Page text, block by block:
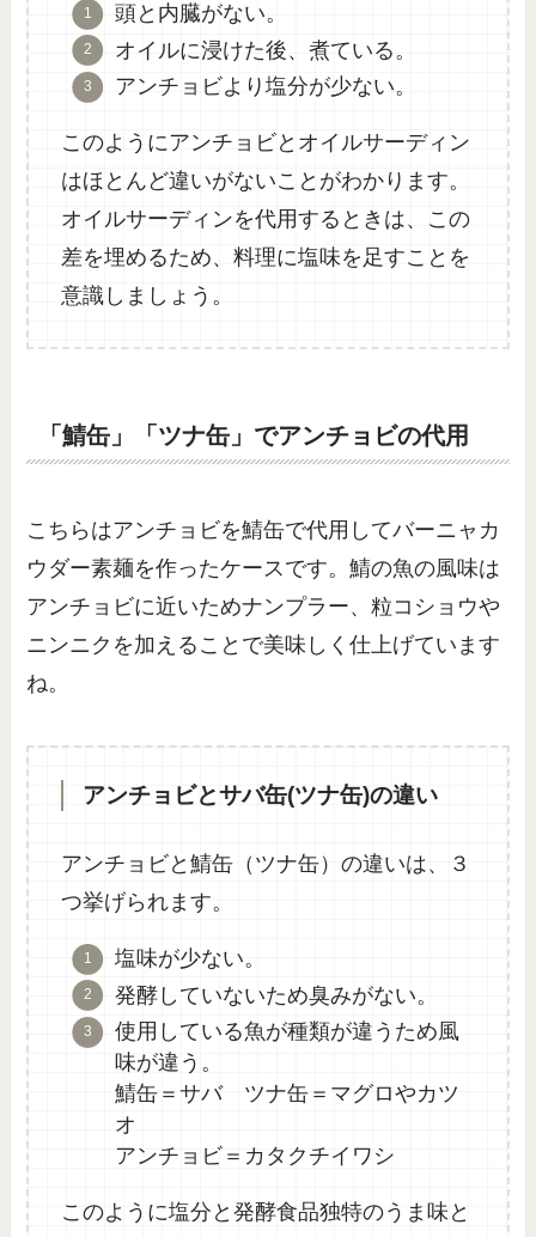
頭と内臓がない。
オイルに浸けた後、煮ている。
アンチョビより塩分が少ない。
このようにアンチョビとオイルサーディン
はほとんど違いがないことがわかります。
オイルサーディンを代用するときは、この
差を埋めるため、料理に塩味を足すことを
意識しましょう。
「鯖缶」「ツナ缶」でアンチョビの代用
こちらはアンチョビを鯖缶で代用してバーニャカ
ウダー素麺を作ったケースです。鯖の魚の風味は
アンチョビに近いためナンプラー、粒コショウや
ニンニクを加えることで美味しく仕上げています
ね。
アンチョビとサバ缶(ツナ缶)の違い
アンチョビと鯖缶（ツナ缶）の違いは、３
つ挙げられます。
塩味が少ない。
発酵していないため臭みがない。
使用している魚が種類が違うため風
味が違う。
鯖缶＝サバ ツナ缶＝マグロやカツ
オ
アンチョビ＝カタクチイワシ
このように塩分と発酵食品独特のうま味と